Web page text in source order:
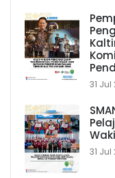
31 Jul
31 Jul